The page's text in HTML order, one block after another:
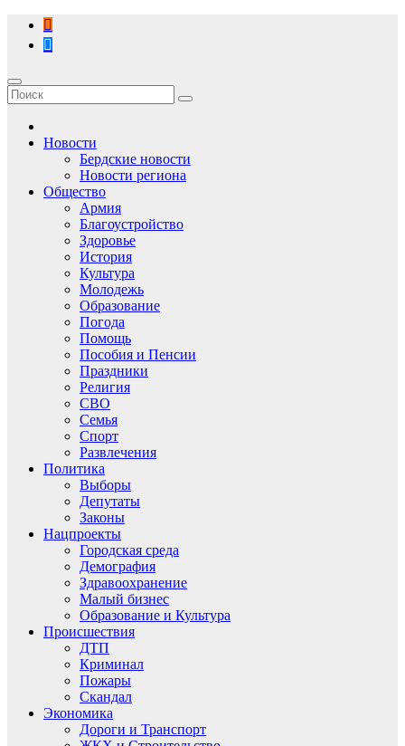
Перейти
содержимому
Новости
Бердские новости
Новости региона
Общество
Армия
Благоустройство
Здоровье
История
Культура
Молодежь
Образование
Погода
Помощь
Пособия и Пенсии
Праздники
Религия
СВО
Семья
Спорт
Развлечения
Политика
Выборы
Депутаты
Законы
Нацпроекты
Городская среда
Демография
Здравоохранение
Малый бизнес
Образование и Культура
Происшествия
ДТП
Криминал
Пожары
Скандал
Экономика
Дороги и Транспорт